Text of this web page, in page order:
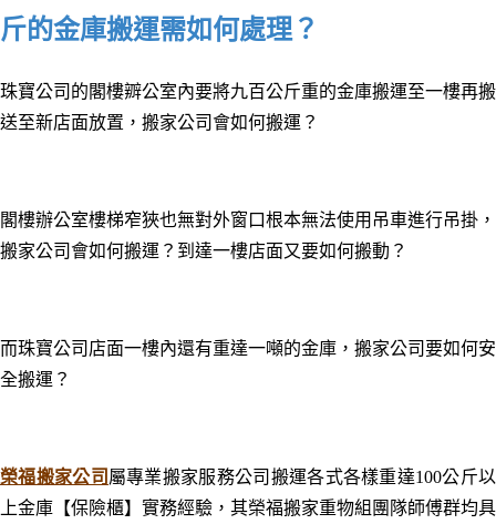
斤的金庫搬運需如何處理？
珠寶公司的閣樓辧公室內要將九百公斤重的金庫搬運至一樓再搬
送至新店面放置，搬家公司會如何搬運？
閣樓辦公室樓梯窄狹也無對外窗口根本無法使用吊車進行吊掛 ，
搬家公司會如何搬運？到達一樓店面又要如何搬動 ？
而珠寶公司店面一樓內還有重達一噸的金庫 ，搬家公司要如何安
全搬運 ？
榮福搬家公司 屬專業搬家服務公司搬運各式各樣重達100公斤以
上金庫【保險櫃】實務經驗，其榮福搬家重物組團隊師傅群均具